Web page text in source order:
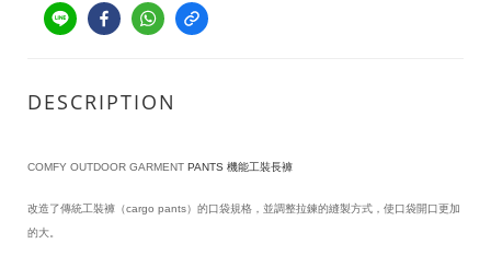
DESCRIPTION
COMFY OUTDOOR GARMENT PANTS 機能工裝長褲
改造了傳統工裝褲（cargo pants）的口袋規格，並調整拉鍊的縫製方式，使口袋開口更加
的大。